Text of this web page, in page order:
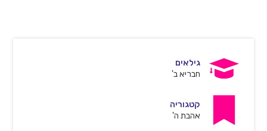
גילאים
חבריא ב'
קטגוריה
אהבת ה'